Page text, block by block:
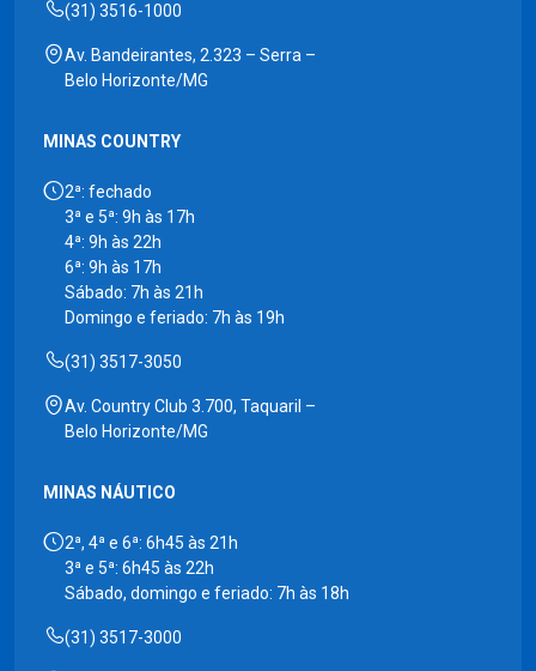
(31) 3516-1000
Av. Bandeirantes, 2.323 – Serra –
Belo Horizonte/MG
MINAS COUNTRY
2ª: fechado
3ª e 5ª: 9h às 17h
4ª: 9h às 22h
6ª: 9h às 17h
Sábado: 7h às 21h
Domingo e feriado: 7h às 19h
(31) 3517-3050
Av. Country Club 3.700, Taquaril –
Belo Horizonte/MG
MINAS NÁUTICO
2ª, 4ª e 6ª: 6h45 às 21h
3ª e 5ª: 6h45 às 22h
Sábado, domingo e feriado: 7h às 18h
(31) 3517-3000